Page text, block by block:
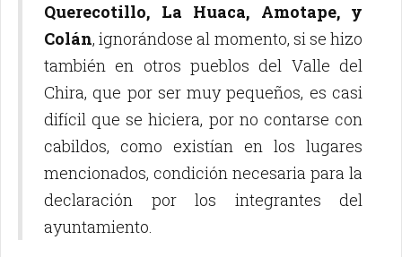
Querecotillo, La Huaca, Amotape, y
Colán, ignorándose al momento, si se hizo
también en otros pueblos del Valle del
Chira, que por ser muy pequeños, es casi
difícil que se hiciera, por no contarse con
cabildos, como existían en los lugares
mencionados, condición necesaria para la
declaración por los integrantes del
ayuntamiento.